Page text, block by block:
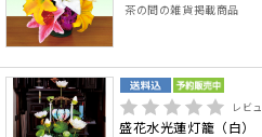
茶の間の雑貨掲載商品
レビ
盛花水光蓮灯籠（白）